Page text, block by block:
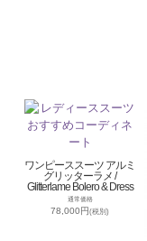
ワンピーススーツ アルミ
グリッターラメ /
Glitterlame Bolero & Dress
通常価格
78,000円(税別)